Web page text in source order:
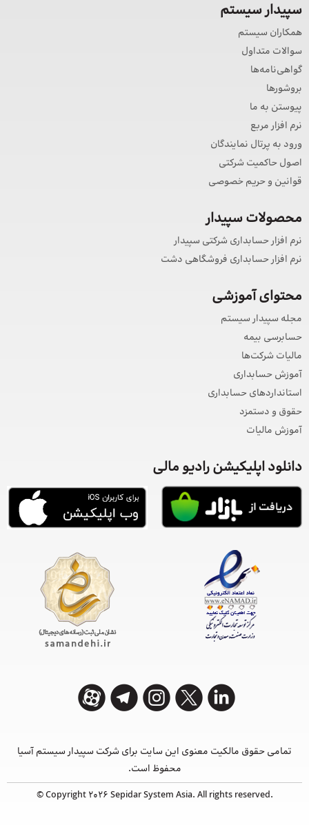
سپیدار سیستم
همکاران سیستم
سوالات متداول
گواهی‌نامه‌ها
بروشورها
پیوستن به ما
نرم افزار مربع
ورود به پرتال نمایندگان
اصول حاکمیت شرکتی
قوانین و حریم خصوصی
محصولات سپیدار
نرم افزار حسابداری شرکتی سپیدار
نرم افزار حسابداری فروشگاهی دشت
محتوای آموزشی
مجله سپیدار سیستم
حسابرسی بیمه
مالیات شرکت‌ها
آموزش حسابداری
استانداردهای حسابداری
حقوق و دستمزد
آموزش مالیات
دانلود اپلیکیشن رادیو مالی
تمامی حقوق مالکیت معنوی این ‌سایت برای شرکت سپیدار سیستم آسیا
محفوظ است.
© Copyright 2026 Sepidar System Asia. All rights reserved.